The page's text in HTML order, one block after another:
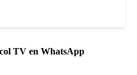
TV en WhatsApp